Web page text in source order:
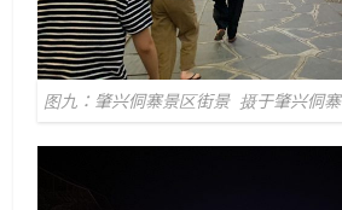
图九：肇兴侗寨景区街景 摄于肇兴侗寨